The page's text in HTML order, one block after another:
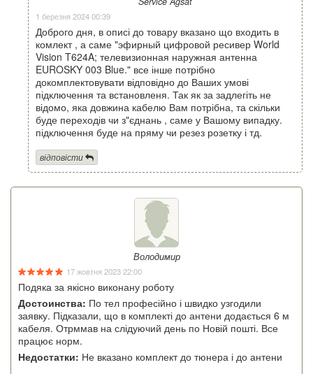
1 березня 2024 00:39
Доброго дня, в описі до товару вказано що входить в
комлект , а саме "эфирный цифровой ресивер World
Vision T624A; телевизионная наружная антенна
EUROSKY 003 Blue." все інше потрібно
докомплектовувати відповідно до Ваших умові
підключення та встановленя. Так як за задлегіть не
відомо, яка довжина кабелю Вам потрібна, та скільки
буде переходів чи з"єднань , саме у Вашому випадку.
підключення буде на пряму чи резез розетку і тд.
відповісти
Володимир
17 жовтня 2023 22:00
Подяка за якісно виконану роботу
Достоинства: По тел професійно і швидко узгодили
заявку. Підказали, що в комплекті до антени додається 6 м
кабеля. Отрммав на слідуючий день по Новій пошті. Все
працює норм.
Недостатки: Не вказано комплект до тюнера і до антени